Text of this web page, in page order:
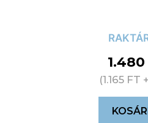
1.480
(1.165 FT